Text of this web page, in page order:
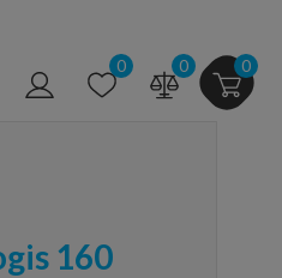
0 0 0
160